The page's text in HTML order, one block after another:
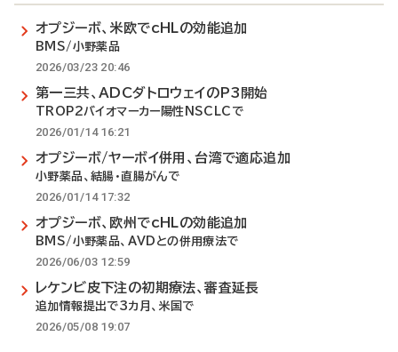
オプジーボ、米欧でcHLの効能追加
BMS/小野薬品
2026/03/23 20:46
第一三共、ADCダトロウェイのP3開始
TROP2バイオマーカー陽性NSCLCで
2026/01/14 16:21
オプジーボ/ヤーボイ併用、台湾で適応追加
小野薬品、結腸・直腸がんで
2026/01/14 17:32
オプジーボ、欧州でcHLの効能追加
BMS/小野薬品、AVDとの併用療法で
2026/06/03 12:59
レケンビ皮下注の初期療法、審査延長
追加情報提出で3カ月、米国で
2026/05/08 19:07